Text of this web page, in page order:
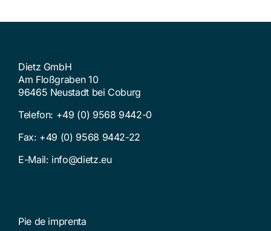
Dietz GmbH
Am Floßgraben 10
96465 Neustadt bei Coburg
Telefon: +49 (0) 9568 9442-0
Fax: +49 (0) 9568 9442-22
E-Mail: info@dietz.eu
Pie de imprenta